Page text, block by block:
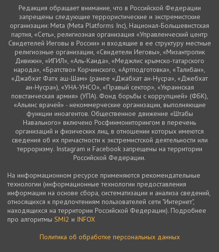
Редакция обращает внимание, что в Российской Федерации
запрещены следующие террористические и экстремистские
организации: Meta (Meta Platforms Inc), Национал-Большевистская
партия, «Сеть», религиозная организация «Управленческий центр
Свидетелей Иеговы в России» и входящие в ее структуру местные
религиозные организации, «Свидетели Иеговы», «Мизантропик
Дивижн», «ИГИЛ», «Аль-Каида», «Меджлис крымско-татарского
народа», «Братство» Корчинского, «Артподготовка», «Талибан»,
«Джабхат Фатх аш-Шам» (ранее «Джабхат ан-Нусра», «Джебхат
ан-Нусра»), «УНА-УНСО», «Правый сектор», «Украинская
повстанческая армия» (УПА). Фонд борьбы с коррупцией» (ФБК),
«Альянс врачей» - некоммерческие организации, выполняющие
функции иноагентов. Общественное движение «Штабы
Навального» включено Росфинмониторингом в перечень
организаций и физических лиц, в отношении которых имеются
сведения об их причастности к экстремистской деятельности или
терроризму. Instagram и Facebook запрещены на территории
Российской Федерации.
На информационном ресурсе применяются рекомендательные
технологии (информационные технологии предоставления
информации на основе сбора, систематизации и анализа сведений,
относящихся к предпочтениям пользователей сети "Интернет",
находящихся на территории Российской Федерации). Подробнее
про алгоритмы SMI2 и INFOX
Политика об обработке персональных данных